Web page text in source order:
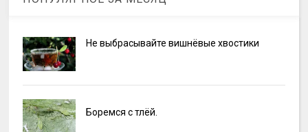
Не выбрасывайте вишнёвые хвостики
Боремся с тлёй.